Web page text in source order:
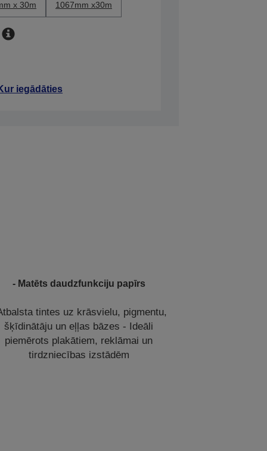
x 30m 1067mm x30m
iegādāties
- Matēts daudzfunkciju papīrs
tintes uz krāsvielu, pigmentu,
šķīdinātāju un eļļas bāzes - Ideāli
piemērots plakātiem, reklāmai un
tirdzniecības izstādēm